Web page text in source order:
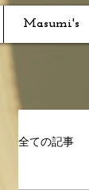
Masumi's
全ての記事